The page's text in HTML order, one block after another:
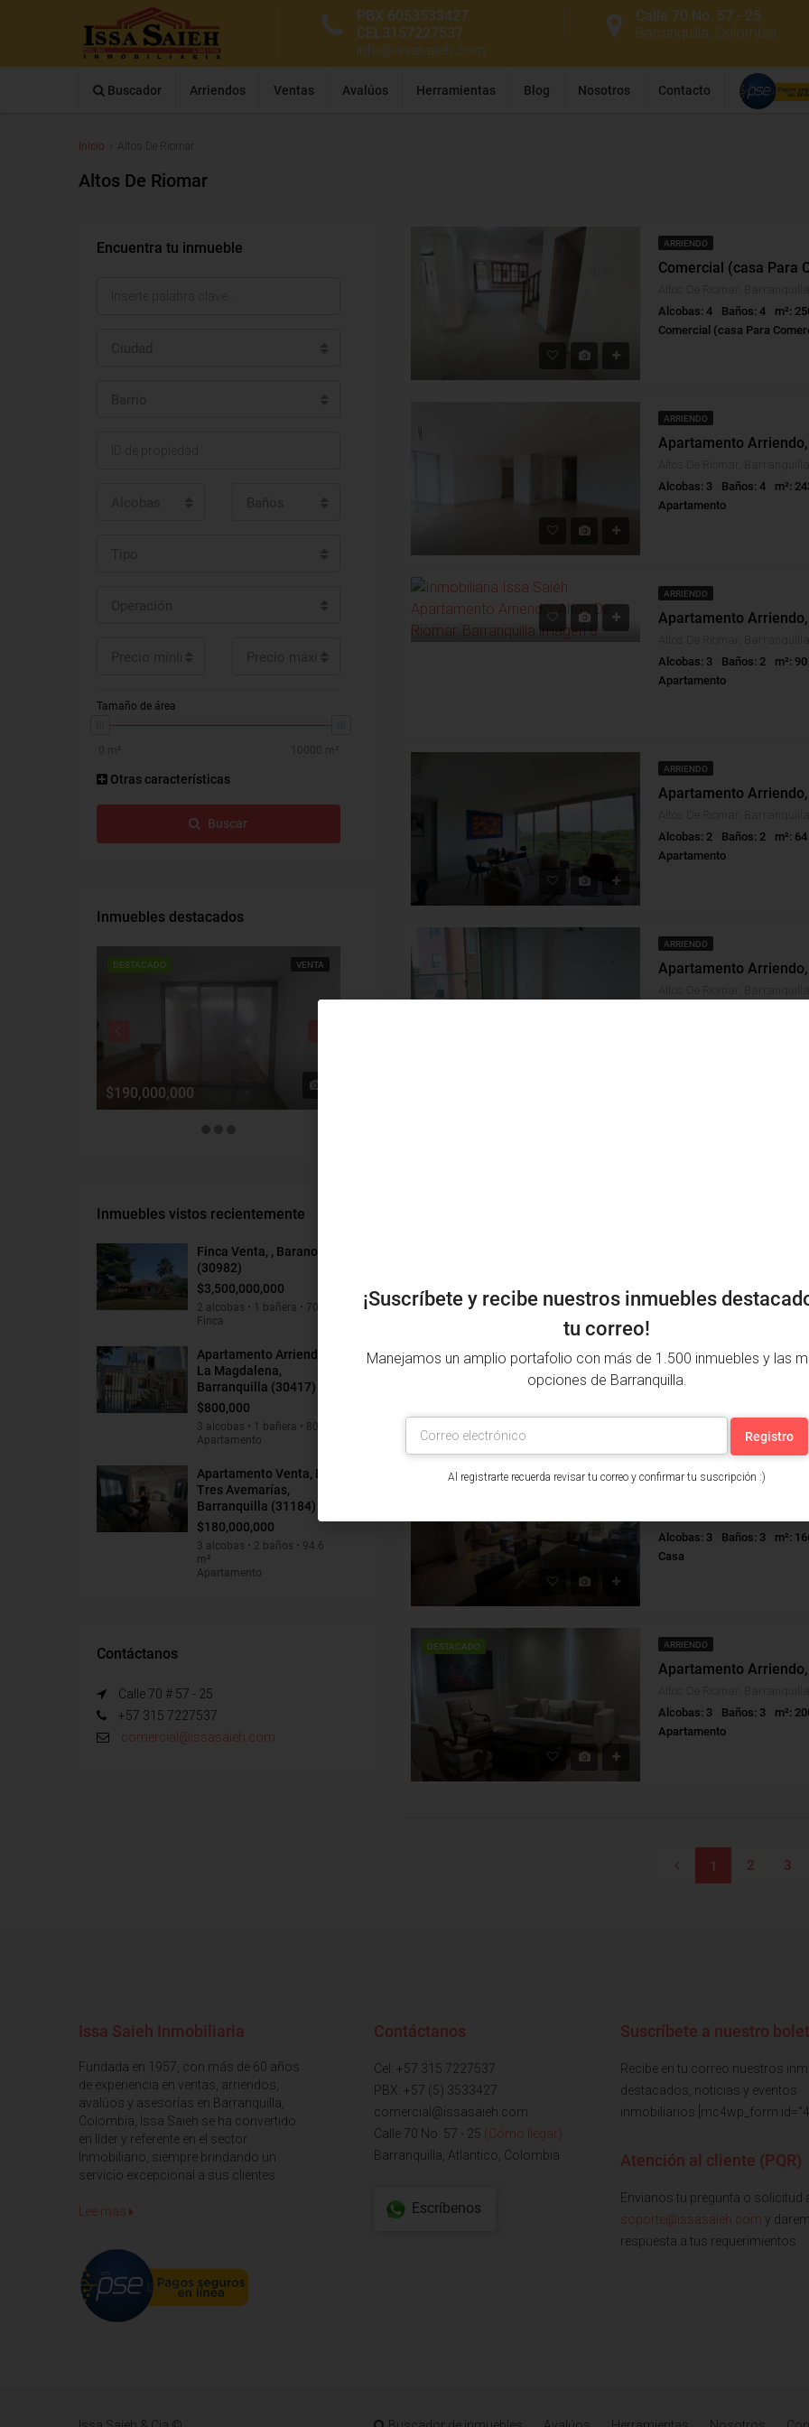
Calle 70 No. 57 - 25
Barranquilla, Colombia
PBX 6053533427
CEL3157227537
info@issasaieh.com
Buscador Arriendos Ventas Avalúos Herramientas Blog Nosotros Contacto
Inicio Altos De Riomar
Altos De Riomar
ARRIENDO
Alcobas: 4
Baños: 4
m²:
Comercial (casa Para
ARRIENDO
Alcobas: 3
Baños: 4
m²:
Apartamento
ARRIENDO
Alcobas: 3
Baños: 2
m²: 90
Apartamento
ARRIENDO
Alcobas: 2
Baños: 2
m²: 64
Apartamento
ARRIENDO
ARRIENDO
Alcobas: 3
Baños: 2
m²:
Apartamento
Alcobas: 3
Baños: 3
m²:
Casa
DESTACADO ARRIENDO
Alcobas: 3
Baños: 3
m²:
Apartamento
1 2 3
Encuentra tu inmueble
Tamaño de área
Otras características
Buscar
Inmuebles destacados
DESTACADO VENTA
$190,000,000
VENTA
Inmuebles vistos recientemente
Finca Venta, , Baranoa
(30982)
$3,500,000,000
2 alcobas • 1 bañera • 70 m²
Finca
Apartamento Arriendo,
La Magdalena,
Barranquilla (30417)
$800,000
3 alcobas • 1 bañera • 80 m²
Apartamento
Apartamento Venta, Las
Tres Avemarías,
Barranquilla (31184)
$180,000,000
3 alcobas • 2 baños • 94.6
m²
Apartamento
Contáctanos
Calle 70 # 57 - 25
+57 315 7227537
comercial@issasaieh.com
Issa Saieh Inmobiliaria
Fundada en 1957, con más de 60 años
de experiencia en ventas, arriendos,
avalúos y asesorías en Barranquilla,
Colombia, Issa Saieh se ha convertido
en líder y referente en el sector
Inmobiliario, siempre brindando un
servicio excepcional a sus clientes
Lee mas
Contáctanos
Cel: +57 315 7227537
PBX: +57 (5) 3533427
comercial@issasaieh.com
Calle 70 No. 57 - 25 (Cómo llegar)
Barranquilla, Atlantico, Colombia
Escríbenos
Suscríbete a nuestro
Recibe en tu correo nuestros
destacados, noticias y eventos
inmobiliarios [mc4wp_form
Atención al cliente (PQR)
Envianos tu pregunta o solicitud
soporte@issasaieh.com y
respuesta a tus requerimientos
¡Suscríbete y recibe nuestros inmuebles
tu correo!
Manejamos un amplio portafolio con más de 1.500 inmuebles y las
opciones de Barranquilla.
Al registrarte recuerda revisar tu correo y confirmar tu suscripción :)